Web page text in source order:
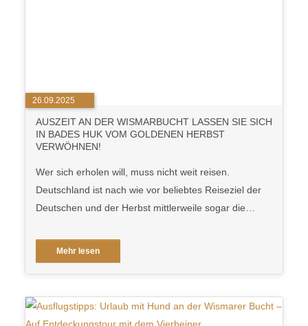
26.09.2025
AUSZEIT AN DER WISMARBUCHT LASSEN SIE SICH
IN BADES HUK VOM GOLDENEN HERBST
VERWÖHNEN!
Wer sich erholen will, muss nicht weit reisen.
Deutschland ist nach wie vor beliebtes Reiseziel der
Deutschen und der Herbst mittlerweile sogar die…
Mehr lesen